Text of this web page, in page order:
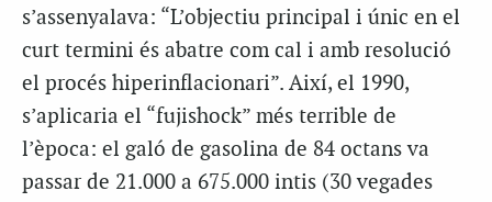
s’assenyalava: “L’objectiu principal i únic en el
curt termini és abatre com cal i amb resolució
el procés hiperinflacionari”. Així, el 1990,
s’aplicaria el “fujishock” més terrible de
l’època: el galó de gasolina de 84 octans va
passar de 21.000 a 675.000 intis (30 vegades